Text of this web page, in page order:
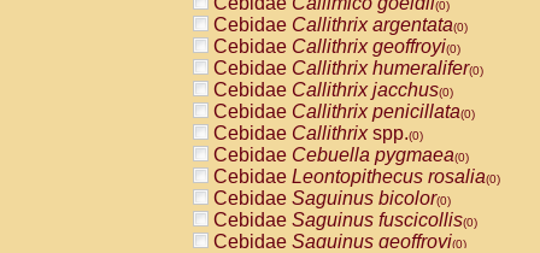
(0)
Cebidae Callithrix argentata(0)
Cebidae Callithrix geoffroyi(0)
Cebidae Callithrix humeralifer(0)
Cebidae Callithrix jacchus(0)
Cebidae Callithrix penicillata(0)
Cebidae Callithrixspp.(0)
Cebidae Cebuella pygmaea(0)
Cebidae Leontopithecus rosalia(0)
Cebidae Saguinus bicolor(0)
Cebidae Saguinus fuscicollis(0)
Cebidae Saguinus geoffroyi(0)